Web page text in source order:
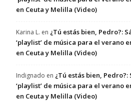
en Ceuta y Melilla (Video)
Karina L. en ¿Tú estás bien, Pedro?:
‘playlist’ de música para el verano
en Ceuta y Melilla (Video)
Indignado en ¿Tú estás bien,
‘playlist’ de música para el verano
en Ceuta y Melilla (Video)